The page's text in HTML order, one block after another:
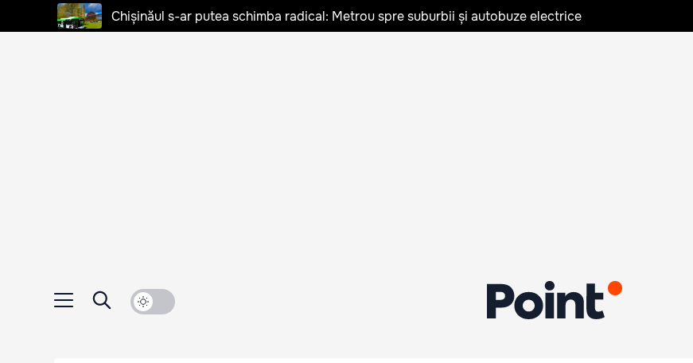
Chișinăul s-ar putea schimba radical: Metrou spre suburbii și autobuze electrice